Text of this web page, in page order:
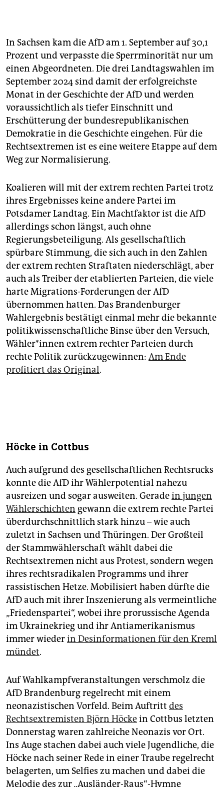
In Sachsen kam die AfD am 1. September auf 30,1
Prozent und verpasste die Sperrminorität nur um
einen Abgeordneten. Die drei Landtagswahlen im
September 2024 sind damit der erfolgreichste
Monat in der Geschichte der AfD und werden
voraussichtlich als tiefer Einschnitt und
Erschütterung der bundesrepublikanischen
Demokratie in die Geschichte eingehen. Für die
Rechtsextremen ist es eine weitere Etappe auf dem
Weg zur Normalisierung.
Koalieren will mit der extrem rechten Partei trotz
ihres Ergebnisses keine andere Partei im
Potsdamer Landtag. Ein Machtfaktor ist die AfD
allerdings schon längst, auch ohne
Regierungsbeteiligung. Als gesellschaftlich
spürbare Stimmung, die sich auch in den Zahlen
der extrem rechten Straftaten niederschlägt, aber
auch als Treiber der etablierten Parteien, die viele
harte Migrations-Forderungen der AfD
übernommen hatten. Das Brandenburger
Wahlergebnis bestätigt einmal mehr die bekannte
politikwissenschaftliche Binse über den Versuch,
Wäh­le­r*in­nen extrem rechter Parteien durch
rechte Politik zurückzugewinnen: Am Ende
profitiert das Original.
Höcke in Cottbus
Auch aufgrund des gesellschaftlichen Rechtsrucks
konnte die AfD ihr Wählerpotential nahezu
ausreizen und sogar ausweiten. Geradein jungen
Wählerschichten gewann die extrem rechte Partei
überdurchschnittlich stark hinzu – wie auch
zuletzt in Sachsen und Thüringen. Der Großteil
der Stammwählerschaft wählt dabei die
Rechtsextremen nicht aus Protest, sondern wegen
ihres rechtsradikalen Programms und ihrer
rassistischen Hetze. Mobilisiert haben dürfte die
AfD auch mit ihrer Inszenierung als vermeintliche
„Friedenspartei“, wobei ihre prorussische Agenda
im Ukrainekrieg und ihr Antiamerikanismus
immer wiederin Desinformationen für den Kreml
mündet.
Auf Wahlkampfveranstaltungen verschmolz die
AfD Brandenburg regelrecht mit einem
neonazistischen Vorfeld. Beim Auftritt des
Rechtsextremisten Björn Höckein Cottbus letzten
Donnerstag waren zahlreiche Neonazis vor Ort.
Ins Auge stachen dabei auch viele Jugendliche, die
Höcke nach seiner Rede in einer Traube regelrecht
belagerten, um Selfies zu machen und dabei die
Melodie des zur „Ausländer-Raus“-Hymne